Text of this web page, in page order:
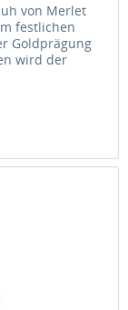
von Merlet
festlichen
Goldprägung
wird der